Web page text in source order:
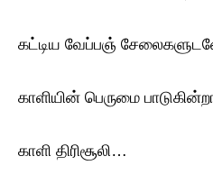
கட்டிய வேப்பஞ்
காளியின் பெருமை
காளி திரிசூலி…